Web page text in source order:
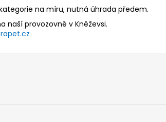
na míru, nutná úhrada předem.
naší provozovně v Kněževsi.